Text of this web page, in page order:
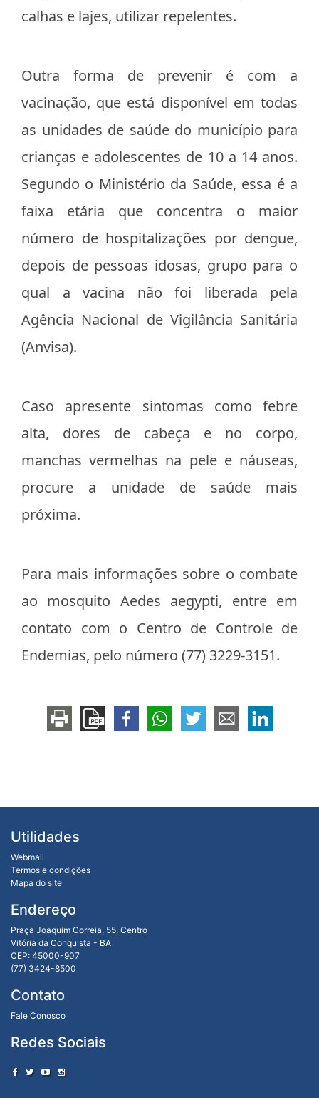
calhas e lajes, utilizar repelentes.
Outra forma de prevenir é com a
vacinação, que está disponível em todas
as unidades de saúde do município para
crianças e adolescentes de 10 a 14 anos.
Segundo o Ministério da Saúde, essa é a
faixa etária que concentra o maior
número de hospitalizações por dengue,
depois de pessoas idosas, grupo para o
qual a vacina não foi liberada pela
Agência Nacional de Vigilância Sanitária
(Anvisa).
Caso apresente sintomas como febre
alta, dores de cabeça e no corpo,
manchas vermelhas na pele e náuseas,
procure a unidade de saúde mais
próxima.
Para mais informações sobre o combate
ao mosquito Aedes aegypti, entre em
contato com o Centro de Controle de
Endemias, pelo número (77) 3229-3151.
Utilidades
Webmail
Termos e condições
Mapa do site
Endereço
Praça Joaquim Correia, 55, Centro
Vitória da Conquista - BA
CEP: 45000-907
(77) 3424-8500
Contato
Fale Conosco
Redes Sociais